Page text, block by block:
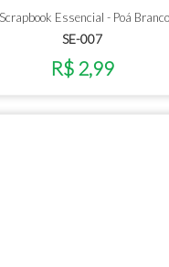
Essencial - Poá
SE-007
R$ 2,99